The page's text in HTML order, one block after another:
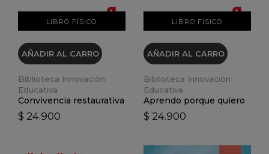
LIBRO FÍSICO
AÑADIR AL CARRO
Biblioteca Innovación
Educativa
Convivencia restaurativa
$ 24.900
LIBRO FÍSICO
AÑADIR AL CARRO
Biblioteca Innovación
Educativa
Aprendo porque quiero
$ 24.900